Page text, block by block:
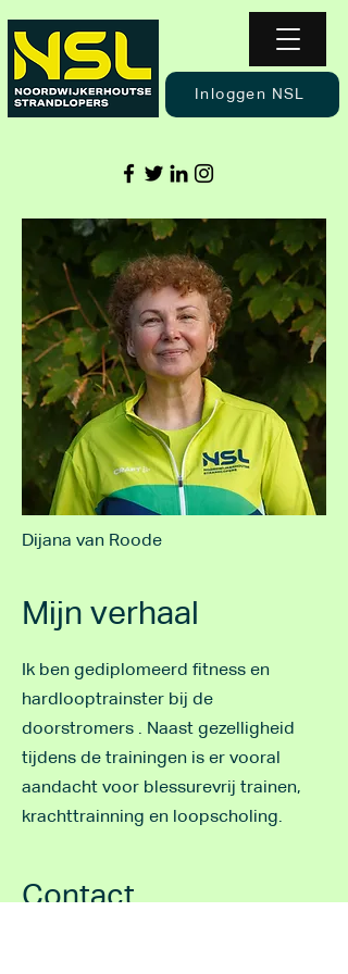
Inloggen NSL
Dijana van Roode
Mijn verhaal
Ik ben gediplomeerd fitness en
hardlooptrainster bij de
doorstromers . Naast gezelligheid
tijdens de trainingen is er vooral
aandacht voor blessurevrij trainen,
krachttrainning en loopscholing.
Contact